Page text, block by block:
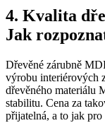
4. Kvalita
Jak
Dřevěné zárubně
výrobu interiérových
dřevěného materiálu
stabilitu. Cena za
přijatelná, a to jak